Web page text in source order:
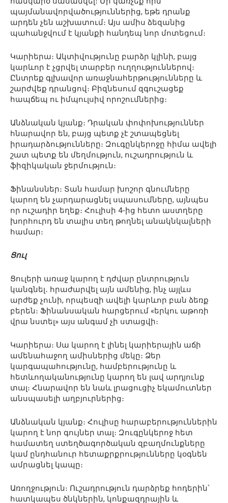
պայմանավորվածություններից, եթե դրանք
արդեն չեն աշխատում։ Այս ամիս ձեզանից
պահանջվում է կյանքի հանդեպ նոր մոտեցում։
Կարիերա։ Ակտիվությունը բարձր կլինի, բայց
կարևոր է չցրվել տարբեր ուղղություններով։
Ընտրեք գլխավոր առաջնահերթությունները և
շարժվեք դրանցով։ Բիզնեսում զգուշացեք
հապճեպ ու իմպուլսիվ որոշումներից։
Անձնական կյանք։ Դրական փոփոխություններ
հնարավոր են, բայց պետք չէ շտապեցնել
իրադարձությունները։ Զուգընկերոջը հիմա ավելի
շատ պետք են մեղմություն, ուշադրություն և
ֆիզիկական ջերմություն։
Ֆինանսներ։ Տան համար խոշոր գնումները
կարող են չարդարացնել սպասումները, այնպես
որ ուշադիր եղեք։ Հուլիսի 4-ից հետո աստղերը
խորհուրդ են տալիս տեղ թողնել անակնկալների
համար։
Ցուլ
Ցուլերի առաջ կարող է դժվար ընտրություն
կանգնել․ հրաժարվել այն ամենից, ինչ այլևս
արժեք չունի, որպեսզի ավելի կարևոր բան ձեռք
բերեն։ Ֆինանսական հարցերում «երկու աթոռի
վրա նստել» այս անգամ չի ստացվի։
Կարիերա։ Սա կարող է լինել կարիերային աճի
ամենահաջող ամիսներից մեկը։ Ձեր
կարգապահությունը, համբերությունը և
հետևողականությունը կարող են լավ արդյունք
տալ։ Հնարավոր են նաև լրացուցիչ եկամուտներ
անսպասելի աղբյուրներից։
Անձնական կյանք։ Հուլիսը հարաբերություններին
կարող է նոր գույներ տալ։ Զուգընկերոջ հետ
համատեղ ստեղծագործական զբաղմունքները
կամ ընդհանուր հետաքրքրությունները կօգնեն
ամրացնել կապը։
Առողջություն։ Ուշադրություն դարձրեք հոդերին՝
հատկապես ծնկներին, կոնքազդրային և